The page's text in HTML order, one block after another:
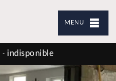
MENU
- indisponible